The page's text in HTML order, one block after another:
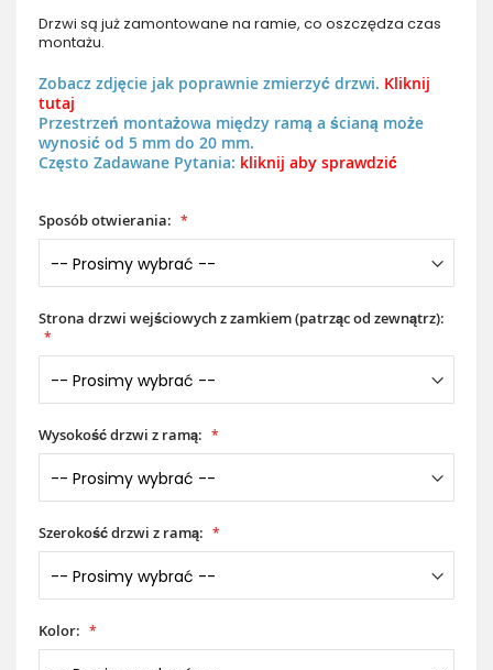
Drzwi są już zamontowane na ramie, co oszczędza czas
montażu.
Zobacz zdjęcie jak poprawnie zmierzyć drzwi. Kliknij
tutaj
Przestrzeń montażowa między ramą a ścianą może
wynosić od 5 mm do 20 mm.
Często Zadawane Pytania: kliknij aby sprawdzić
Sposób otwierania:
Strona drzwi wejściowych z zamkiem (patrząc od zewnątrz):
Wysokość drzwi z ramą:
Szerokość drzwi z ramą:
Kolor: